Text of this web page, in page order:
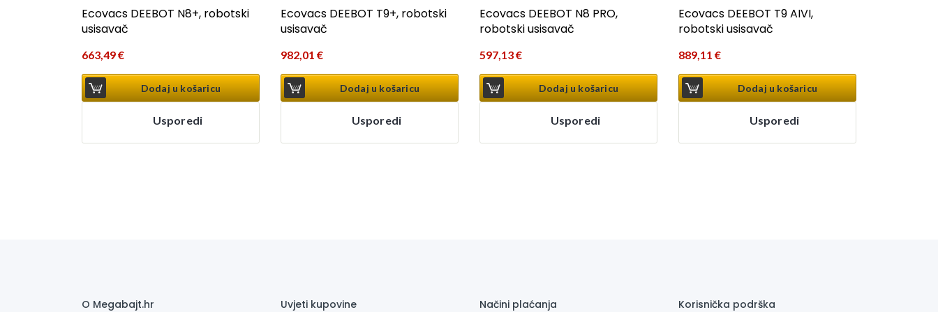
Ecovacs DEEBOT N8+, robotski
usisavač
663,49€
Dodaj u košaricu
Usporedi
Ecovacs DEEBOT T9+, robotski
usisavač
982,01 €
Dodaj u košaricu
Usporedi
Ecovacs DEEBOT N8 PRO,
robotski usisavač
597,13€
Dodaj u košaricu
Usporedi
Ecovacs DEEBOT T9 AIVI,
robotski usisavač
889,11 €
Dodaj u košaricu
Usporedi
O Megabajt.hr Uvjeti kupovine Načini plaćanja Korisnička podrška